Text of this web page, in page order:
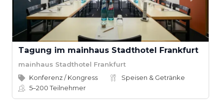
Tagung im mainhaus Stadthotel Frankfurt
mainhaus Stadthotel Frankfurt
Konferenz / Kongress
Speisen & Getränke
5–200Teilnehmer